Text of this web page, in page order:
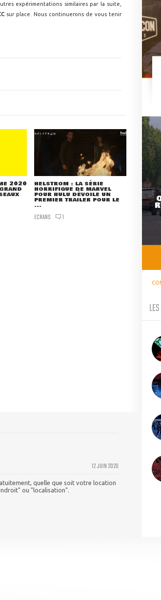
expérimentations similaires par la suite,
sur place. Nous continuerons de vous tenir
2020 HELSTROM : LA SÉRIE
HORRIFIQUE DE MARVEL
POUR HULU DÉVOILE UN
PREMIER TRAILER POUR LE
...
ECRANS 1
12 JUIN 2020
quelle que soit votre location
ou "localisation".